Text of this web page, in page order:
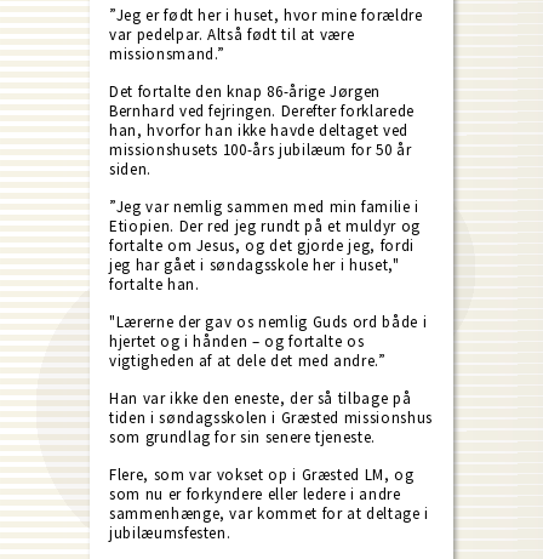
”Jeg er født her i huset, hvor mine forældre
var pedelpar. Altså født til at være
missionsmand.”
Det fortalte den knap 86-årige Jørgen
Bernhard ved fejringen. Derefter forklarede
han, hvorfor han ikke havde deltaget ved
missionshusets 100-års jubilæum for 50 år
siden.
”Jeg var nemlig sammen med min familie i
Etiopien. Der red jeg rundt på et muldyr og
fortalte om Jesus, og det gjorde jeg, fordi
jeg har gået i søndagsskole her i huset,"
fortalte han.
"Lærerne der gav os nemlig Guds ord både i
hjertet og i hånden – og fortalte os
vigtigheden af at dele det med andre.”
Han var ikke den eneste, der så tilbage på
tiden i søndagsskolen i Græsted missionshus
som grundlag for sin senere tjeneste.
Flere, som var vokset op i Græsted LM, og
som nu er forkyndere eller ledere i andre
sammenhænge, var kommet for at deltage i
jubilæumsfesten.